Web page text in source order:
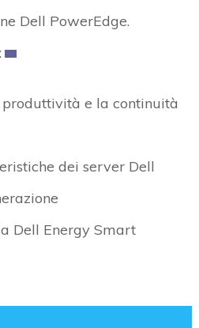
Dell PowerEdge.
e la continuità
dei server Dell
Dell Energy Smart